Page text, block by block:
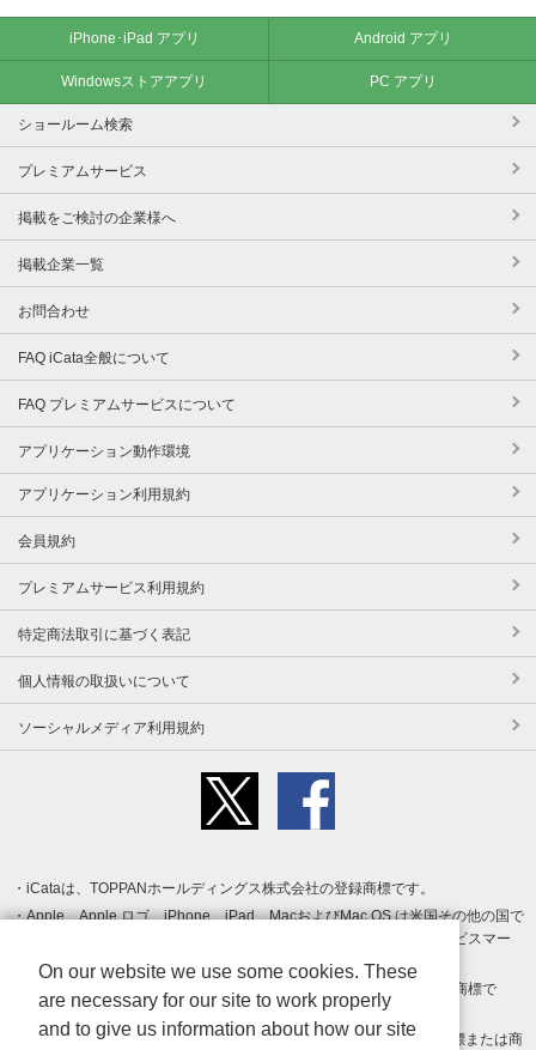
iPhone･iPad アプリ Android アプリ
Windowsストアアプリ PC アプリ
ショールーム検索
プレミアムサービス
掲載をご検討の企業様へ
掲載企業一覧
お問合わせ
FAQ iCata全般について
FAQ プレミアムサービスについて
アプリケーション動作環境
アプリケーション利用規約
会員規約
プレミアムサービス利用規約
特定商法取引に基づく表記
個人情報の取扱いについて
ソーシャルメディア利用規約
iCataは、TOPPANホールディングス株式会社の登録商標です。
Apple、Apple ロゴ、iPhone、iPad、MacおよびMac OS は米国その他の国で
登録された Apple Inc. の商標です。App Store は Apple Inc. のサービスマー
クです。
Android、Google Play および Google Play ロゴ は Google LLC の商標で
す。
Windows は Microsoft Inc.の米国およびその他の国における登録商標または商
On our website we use some cookies. These
are necessary for our site to work properly
and to give us information about how our site